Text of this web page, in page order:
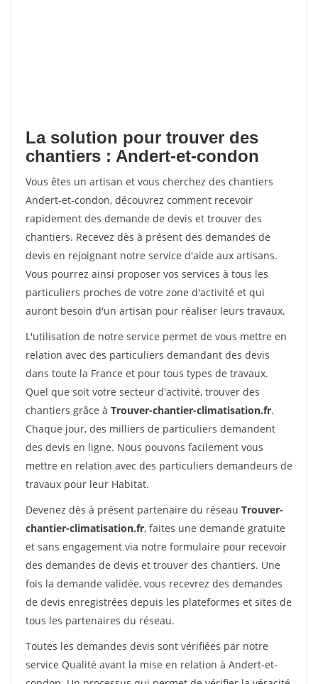
La solution pour trouver des
chantiers : Andert-et-condon
Vous êtes un artisan et vous cherchez des chantiers
Andert-et-condon, découvrez comment recevoir
rapidement des demande de devis et trouver des
chantiers. Recevez dès à présent des demandes de
devis en rejoignant notre service d'aide aux artisans.
Vous pourrez ainsi proposer vos services à tous les
particuliers proches de votre zone d'activité et qui
auront besoin d'un artisan pour réaliser leurs travaux.
L'utilisation de notre service permet de vous mettre en
relation avec des particuliers demandant des devis
dans toute la France et pour tous types de travaux.
Quel que soit votre secteur d'activité, trouver des
chantiers grâce à Trouver-chantier-climatisation.fr.
Chaque jour, des milliers de particuliers demandent
des devis en ligne. Nous pouvons facilement vous
mettre en relation avec des particuliers demandeurs de
travaux pour leur Habitat.
Devenez dès à présent partenaire du réseau Trouver-
chantier-climatisation.fr, faites une demande gratuite
et sans engagement via notre formulaire pour recevoir
des demandes de devis et trouver des chantiers. Une
fois la demande validée, vous recevrez des demandes
de devis enregistrées depuis les plateformes et sites de
tous les partenaires du réseau.
Toutes les demandes devis sont vérifiées par notre
service Qualité avant la mise en relation à Andert-et-